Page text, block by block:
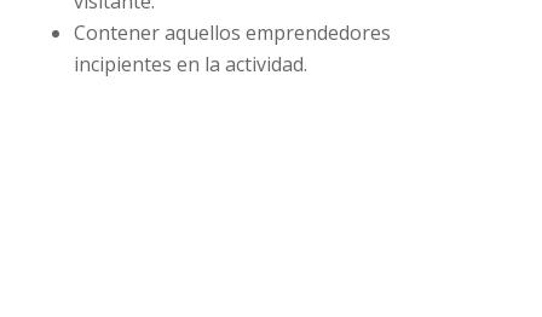
Contener aquellos emprendedores
incipientes en la actividad.